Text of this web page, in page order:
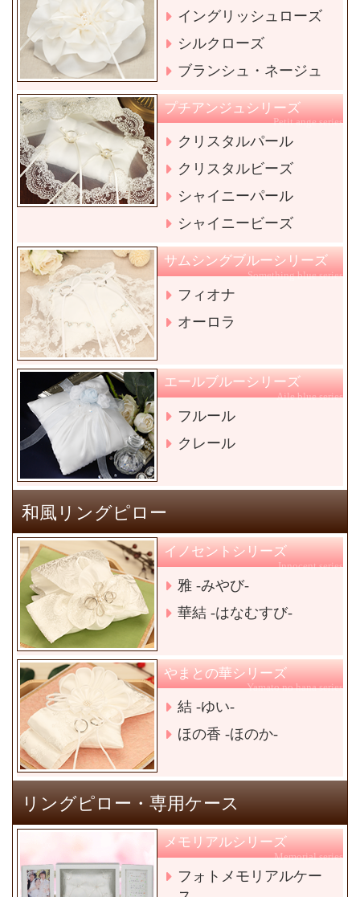
イングリッシュローズ
シルクローズ
ブランシュ・ネージュ
プチアンジュシリーズ
Petit ange series
クリスタルパール
クリスタルビーズ
シャイニーパール
シャイニービーズ
サムシングブルーシリーズ
Something blue series
フィオナ
オーロラ
エールブルーシリーズ
Aile blue series
フルール
クレール
和風リングピロー
イノセントシリーズ
Innocent series
雅 -みやび-
華結 -はなむすび-
やまとの華シリーズ
Yamato no hana series
結 -ゆい-
ほの香 -ほのか-
リングピロー・専用ケース
メモリアルシリーズ
Memorial series
フォトメモリアルケー